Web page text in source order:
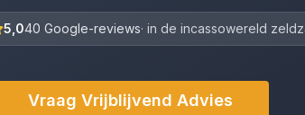
5,040 Google-reviews· in de incassowereld
Vraag Vrijblijvend Advies